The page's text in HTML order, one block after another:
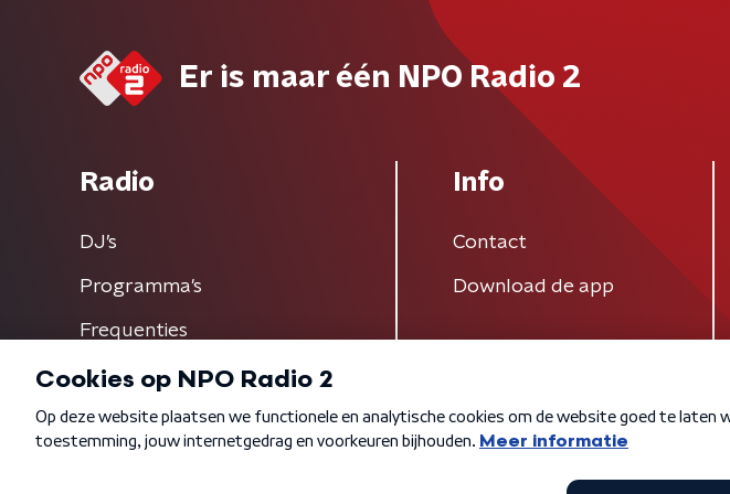
Er is maar één NPO Radio 2
Radio
DJ’s
Programma's
Frequenties
Info
Contact
Download de app
Algemene voorwaarden Privacybeleid